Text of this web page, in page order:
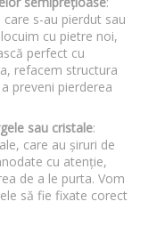
s-au pierdut sau
cu pietre noi,
perfect cu
refacem structura
preveni pierderea
sau cristale:
care au șiruri de
cu atenție,
de a le purta. Vom
să fie fixate corect